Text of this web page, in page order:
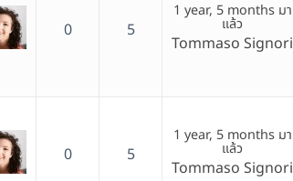
0 5
1 year, 5 months มา
แล้ว
Tommaso Signori
0 5
1 year, 5 months มา
แล้ว
Tommaso Signori